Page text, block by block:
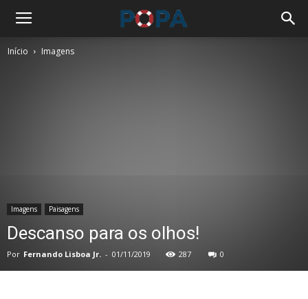
Início Imagens
Imagens Paisagens
Descanso para os olhos!
Por Fernando Lisboa Jr. - 01/11/2019 287 0